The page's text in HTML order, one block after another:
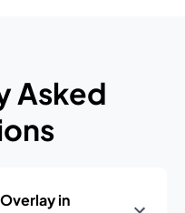
Asked
in